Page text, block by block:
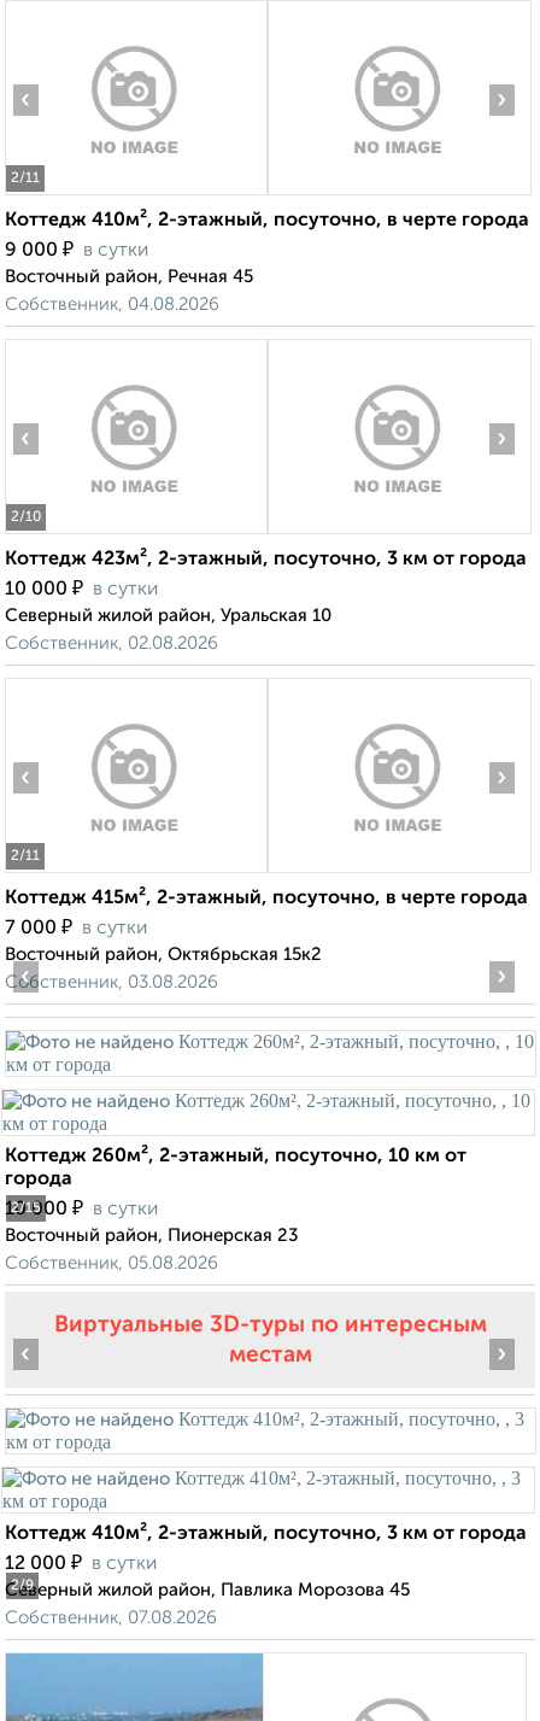
2/11
‹ ›
Коттедж 410м², 2-этажный, посуточно, в черте города
9 000 ₽ в сутки
Восточный район, Речная 45
Собственник, 04.08.2026
2/10
‹ ›
Коттедж 423м², 2-этажный, посуточно, 3 км от города
10 000 ₽ в сутки
Северный жилой район, Уральская 10
Собственник, 02.08.2026
2/11
‹ ›
Коттедж 415м², 2-этажный, посуточно, в черте города
7 000 ₽ в сутки
Восточный район, Октябрьская 15к2
Собственник, 03.08.2026
2/15
‹ ›
Коттедж 260м², 2-этажный, посуточно, 10 км от
города
10 000 ₽ в сутки
Восточный район, Пионерская 23
Собственник, 05.08.2026
Виртуальные 3D-туры по интересным
местам
2/9
‹ ›
Коттедж 410м², 2-этажный, посуточно, 3 км от города
12 000 ₽ в сутки
Северный жилой район, Павлика Морозова 45
Собственник, 07.08.2026